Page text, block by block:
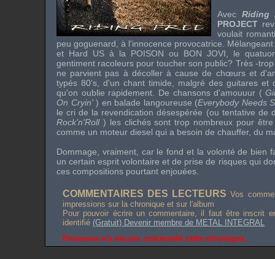
Avec Riding
PROJECT
voulait
peu goguenard, à l'innocence provocatrice.
et Hard US à la POISON ou BON JOVI , le
gentiment racoleurs pour toucher son public? Très -
ne parvient pas à décoller à cause de chœurs et
typés 80's, d'un chant timide, malgré des guitares et
qu'on oublie rapidement. De chansons d'amouuur (
On Cryin') en balade langoureuse (Everybody Needs
le cri de la revendication désespérée (ou tentative de
Rock'n'Roll ) les clichés sont trop nombreux pour
comme un moteur diesel qui a besoin de chauffer, du
Dommage, vraiment, car le fond et la volonté de bien
un certain esprit volontaire et de prise de risques qui
ces compositions pourtant enjouées.
COMMENTAIRES DES LECTEURS Vos
impressions sur la chronique et sur l'album
Pour pouvoir écrire un commentaire, il faut être inscrit
identifié (Gratuit) Devenir membre de METAL INTEGRAL
Personne n'a encore commenté cette chronique.